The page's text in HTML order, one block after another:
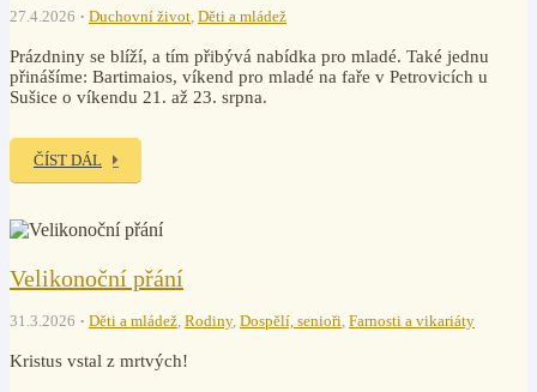
27.4.2026 Duchovní život, Děti a mládež
Prázdniny se blíží, a tím přibývá nabídka pro mladé. Také jednu
přinášíme: Bartimaios, víkend pro mladé na faře v Petrovicích u
Sušice o víkendu 21. až 23. srpna.
ČÍST DÁL
Velikonoční přání
31.3.2026 Děti a mládež, Rodiny, Dospělí, senioři, Farnosti a vikariáty
Kristus vstal z mrtvých!